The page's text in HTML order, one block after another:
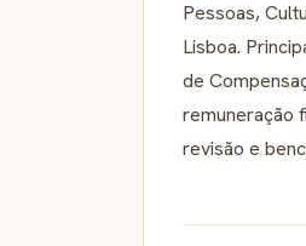
Pessoas,
Lisboa.
de
remuneração
revisão e